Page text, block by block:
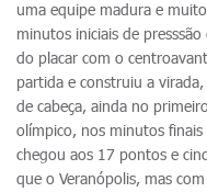
uma equipe madura e
minutos iniciais de
do placar com o
partida e construiu a
de cabeça, ainda no
olímpico, nos minutos
chegou aos 17 pontos e
que o Veranópolis, mas